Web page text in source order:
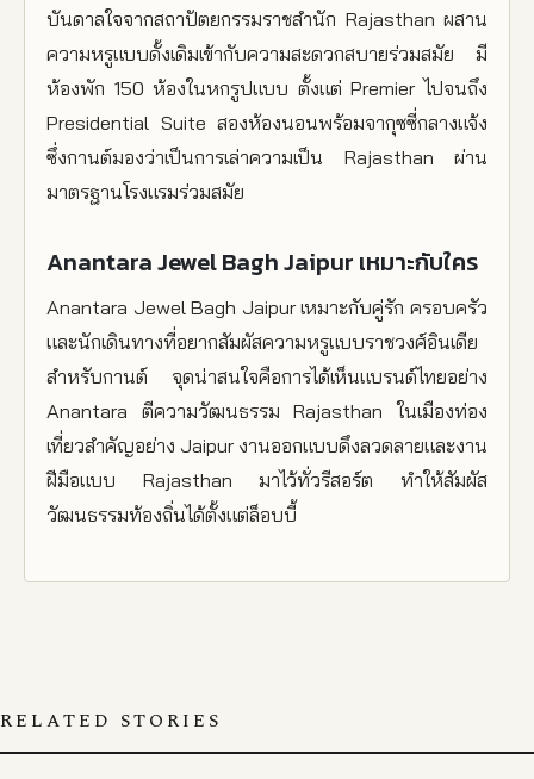
บันดาลใจจากสถาปัตยกรรมราชสำนัก Rajasthan ผสาน
ความหรูแบบดั้งเดิมเข้ากับความสะดวกสบายร่วมสมัย มี
ห้องพัก 150 ห้องในหกรูปแบบ ตั้งแต่ Premier ไปจนถึง
Presidential Suite สองห้องนอนพร้อมจากุซซี่กลางแจ้ง
ซึ่งกานต์มองว่าเป็นการเล่าความเป็น Rajasthan ผ่าน
มาตรฐานโรงแรมร่วมสมัย
Anantara Jewel Bagh Jaipur เหมาะกับใคร
Anantara Jewel Bagh Jaipur เหมาะกับคู่รัก ครอบครัว
และนักเดินทางที่อยากสัมผัสความหรูแบบราชวงศ์อินเดีย
สำหรับกานต์ จุดน่าสนใจคือการได้เห็นแบรนด์ไทยอย่าง
Anantara ตีความวัฒนธรรม Rajasthan ในเมืองท่อง
เที่ยวสำคัญอย่าง Jaipur งานออกแบบดึงลวดลายและงาน
ฝีมือแบบ Rajasthan มาไว้ทั่วรีสอร์ต ทำให้สัมผัส
วัฒนธรรมท้องถิ่นได้ตั้งแต่ล็อบบี้
RELATED STORIES